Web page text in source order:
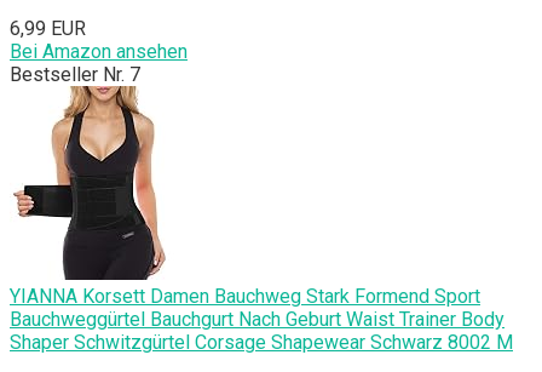
6,99 EUR
Bei Amazon ansehen
Bestseller Nr. 7
YIANNA Korsett Damen Bauchweg Stark Formend Sport
Bauchweggürtel Bauchgurt Nach Geburt Waist Trainer Body
Shaper Schwitzgürtel Corsage Shapewear Schwarz 8002 M